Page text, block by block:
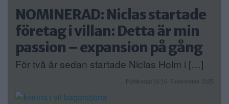
NOMINERAD: Niclas startade
företag i villan: Detta är min
passion – expansion på gång
För två år sedan startade Niclas Holm i […]
Publicerad 16:16, 5 november 2025